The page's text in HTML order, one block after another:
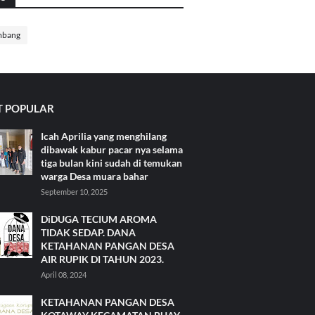
POPULAR
Icah Aprilia yang menghilang
dibawak kabur pacar nya selama
tiga bulan kini sudah di temukan
warga Desa muara bahar
September 10, 2025
DiDUGA TECIUM AROMA
TIDAK SEDAP. DANA
KETAHANAN PANGAN DESA
AIR RUPIK DI TAHUN 2023.
April 08, 2024
KETAHANAN PANGAN DESA